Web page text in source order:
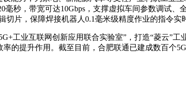
毫秒，带宽可达10Gbps，支撑虚拟车间参数调试
切片，保障焊接机器人0.1毫米级精度作业的指令实
业互联网创新应用联合实验室”，打造“菱云”工
的提升作用。截至目前，合肥联通已建成数百个